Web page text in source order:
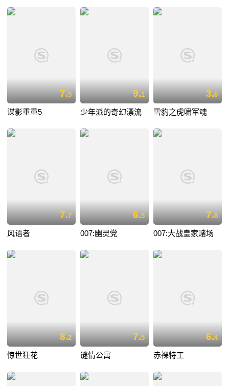
7.5
谍影重重5
9.1
少年派的奇幻漂流
3.6
雪豹之虎啸军魂
7.7
风语者
6.5
007:幽灵党
7.8
007:大战皇家赌场
8.2
惊世狂花
7.5
谜情公寓
6.4
赤裸特工